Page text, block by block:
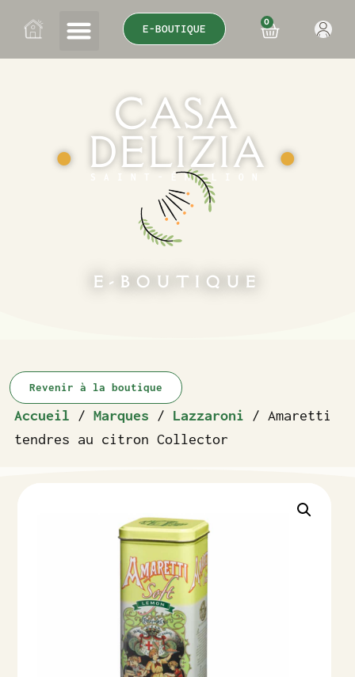
E-BOUTIQUE
0
CASA
● DELIZIA ●
SAINT-ÉMILION
E-BOUTIQUE
Revenir à la boutique
Accueil / Marques / Lazzaroni / Amaretti
tendres au citron Collector